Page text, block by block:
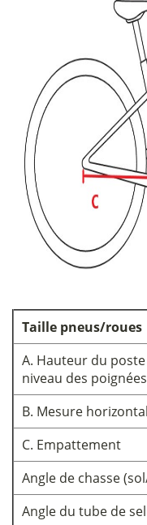
Taille pneus/roues
A. Hauteur du
niveau des poignées
B. Mesure
C. Empattement
Angle de chasse
Angle du tube de